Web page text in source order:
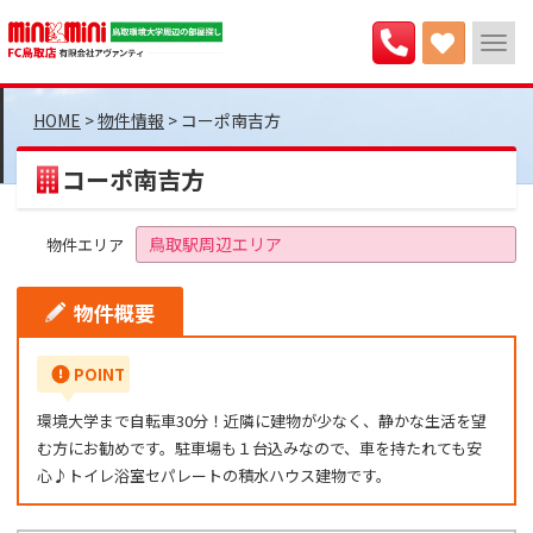
>物件情報 > コーポ南吉方
コーポ南吉方
物件エリア 鳥取駅周辺エリア
物件概要
POINT
環境大学まで自転車30分！近隣に建物が少なく、静かな生活を望
む方にお勧めです。駐車場も１台込みなので、車を持たれても安
心♪トイレ浴室セパレートの積水ハウス建物です。